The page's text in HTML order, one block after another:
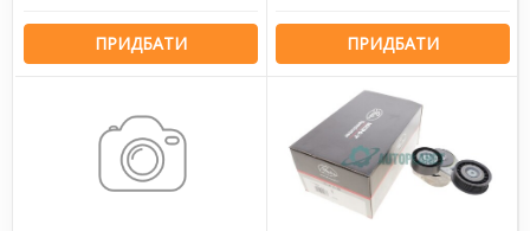
ПРИДБАТИ ПРИДБАТИ